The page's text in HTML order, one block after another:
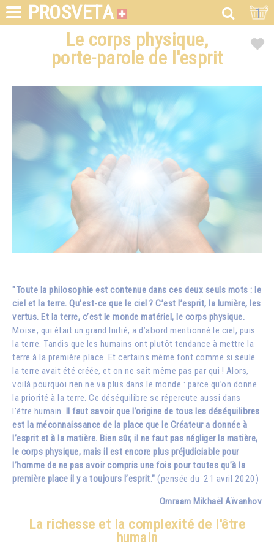
PROSVETA 1
Le corps physique,
porte-parole de l'esprit
"Toute la philosophie est contenue dans ces deux seuls mots : le
ciel et la terre. Qu’est-ce que le ciel ? C’est l’esprit, la lumière, les
vertus. Et la terre, c’est le monde matériel, le corps physique.
Moïse, qui était un grand Initié, a d’abord mentionné le ciel, puis
la terre. Tandis que les humains ont plutôt tendance à mettre la
terre à la première place. Et certains même font comme si seule
la terre avait été créée, et on ne sait même pas par qui ! Alors,
voilà pourquoi rien ne va plus dans le monde : parce qu’on donne
la priorité à la terre. Ce déséquilibre se répercute aussi dans
l’être humain. Il faut savoir que l’origine de tous les déséquilibres
est la méconnaissance de la place que le Créateur a donnée à
l’esprit et à la matière. Bien sûr, il ne faut pas négliger la matière,
le corps physique, mais il est encore plus préjudiciable pour
l’homme de ne pas avoir compris une fois pour toutes qu’à la
première place il y a toujours l’esprit." (pensée du 21 avril 2020)
Omraam Mikhaël Aïvanhov
La richesse et la complexité de l'être
humain